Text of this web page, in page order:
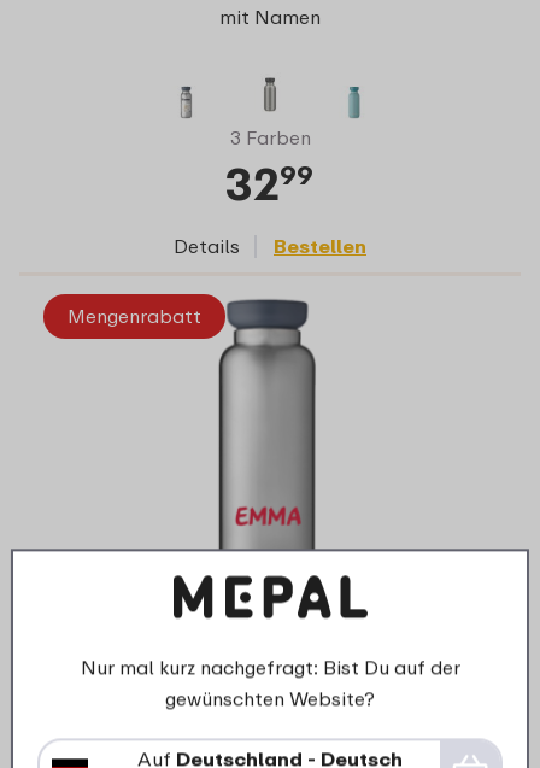
mit Namen
3 Farben
3299
Details Bestellen
Mengenrabatt
Entwirf deine eigene Thermoflasche 900 ml
mit Namen
Nur mal kurz nachgefragt: Bist Du auf der
gewünschten Website?
Auf Deutschland - Deutsch